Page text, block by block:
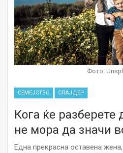
Фото:
СЕМЕЈСТВО СЛАЈДЕР
Кога ќе разберете
не мора да значи
Една прекрасна оставена